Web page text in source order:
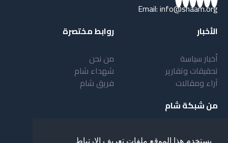
يستخدم هذا الموقع ملفات تعريف الارتباط
Email:info@shaam.org
الأخبار
أخبار سياسة
تحقيقات وتقارير
آراء ومقالات
روابط مختصرة
من نحن
شهداء شام
فريق شام
من شبكة شام